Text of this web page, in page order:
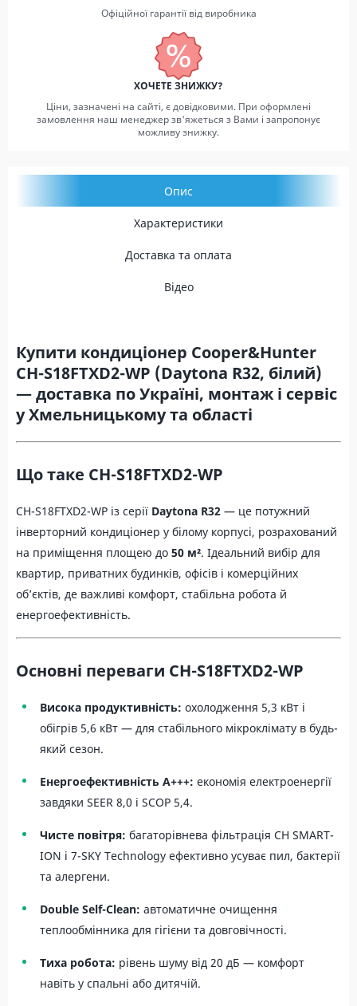
Офіційної гарантії від виробника
ХОЧЕТЕ ЗНИЖКУ?
Ціни, зазначені на сайті, є довідковими. При оформлені
замовлення наш менеджер зв'яжеться з Вами і запропонує
можливу знижку.
Опис
Характеристики
Доставка та оплата
Відео
Купити кондиціонер Cooper&Hunter
CH-S18FTXD2-WP (Daytona R32, білий)
— доставка по Україні, монтаж і сервіс
у Хмельницькому та області
Що таке CH-S18FTXD2-WP
CH-S18FTXD2-WP із серії Daytona R32 — це потужний
інверторний кондиціонер у білому корпусі, розрахований
на приміщення площею до 50 м². Ідеальний вибір для
квартир, приватних будинків, офісів і комерційних
об’єктів, де важливі комфорт, стабільна робота й
енергоефективність.
Основні переваги CH-S18FTXD2-WP
Висока продуктивність: охолодження 5,3 кВт і
обігрів 5,6 кВт — для стабільного мікроклімату в будь-
який сезон.
Енергоефективність A+++: економія електроенергії
завдяки SEER 8,0 і SCOP 5,4.
Чисте повітря: багаторівнева фільтрація CH SMART-
ION і 7-SKY Technology ефективно усуває пил, бактерії
та алергени.
Double Self-Clean: автоматичне очищення
теплообмінника для гігієни та довговічності.
Тиха робота: рівень шуму від 20 дБ — комфорт
навіть у спальні або дитячій.